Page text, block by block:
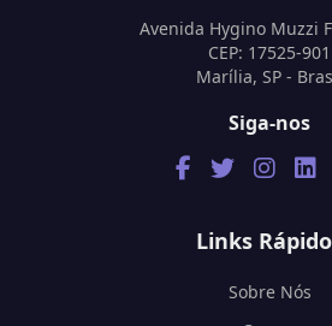
Avenida Hygino Muzzi
CEP: 17525-901
Marília, SP -
Siga-nos
Links
Sobre Nós